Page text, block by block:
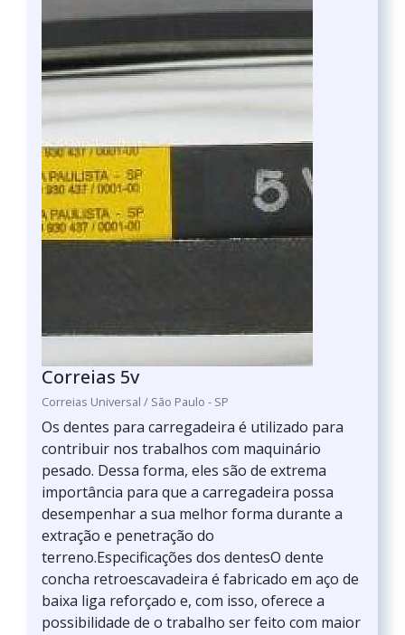
Correias 5v
Correias Universal / São Paulo - SP
Os dentes para carregadeira é utilizado para
contribuir nos trabalhos com maquinário
pesado. Dessa forma, eles são de extrema
importância para que a carregadeira possa
desempenhar a sua melhor forma durante a
extração e penetração do
terreno.Especificações dos dentesO dente
concha retroescavadeira é fabricado em aço de
baixa liga reforçado e, com isso, oferece a
possibilidade de o trabalho ser feito com maior